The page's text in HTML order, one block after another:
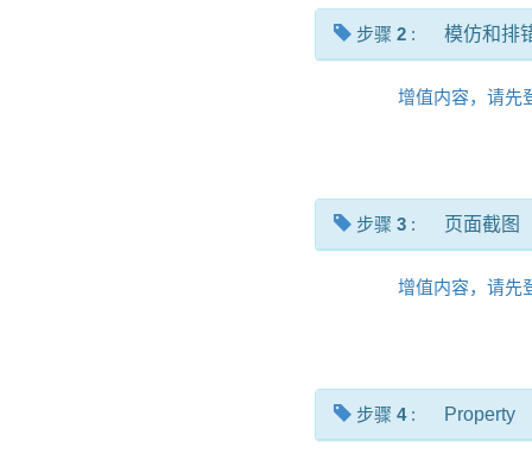
步骤 2 : 模仿和排
增值内容，请先
步骤 3 : 页面截图
增值内容，请先
步骤 4: Property